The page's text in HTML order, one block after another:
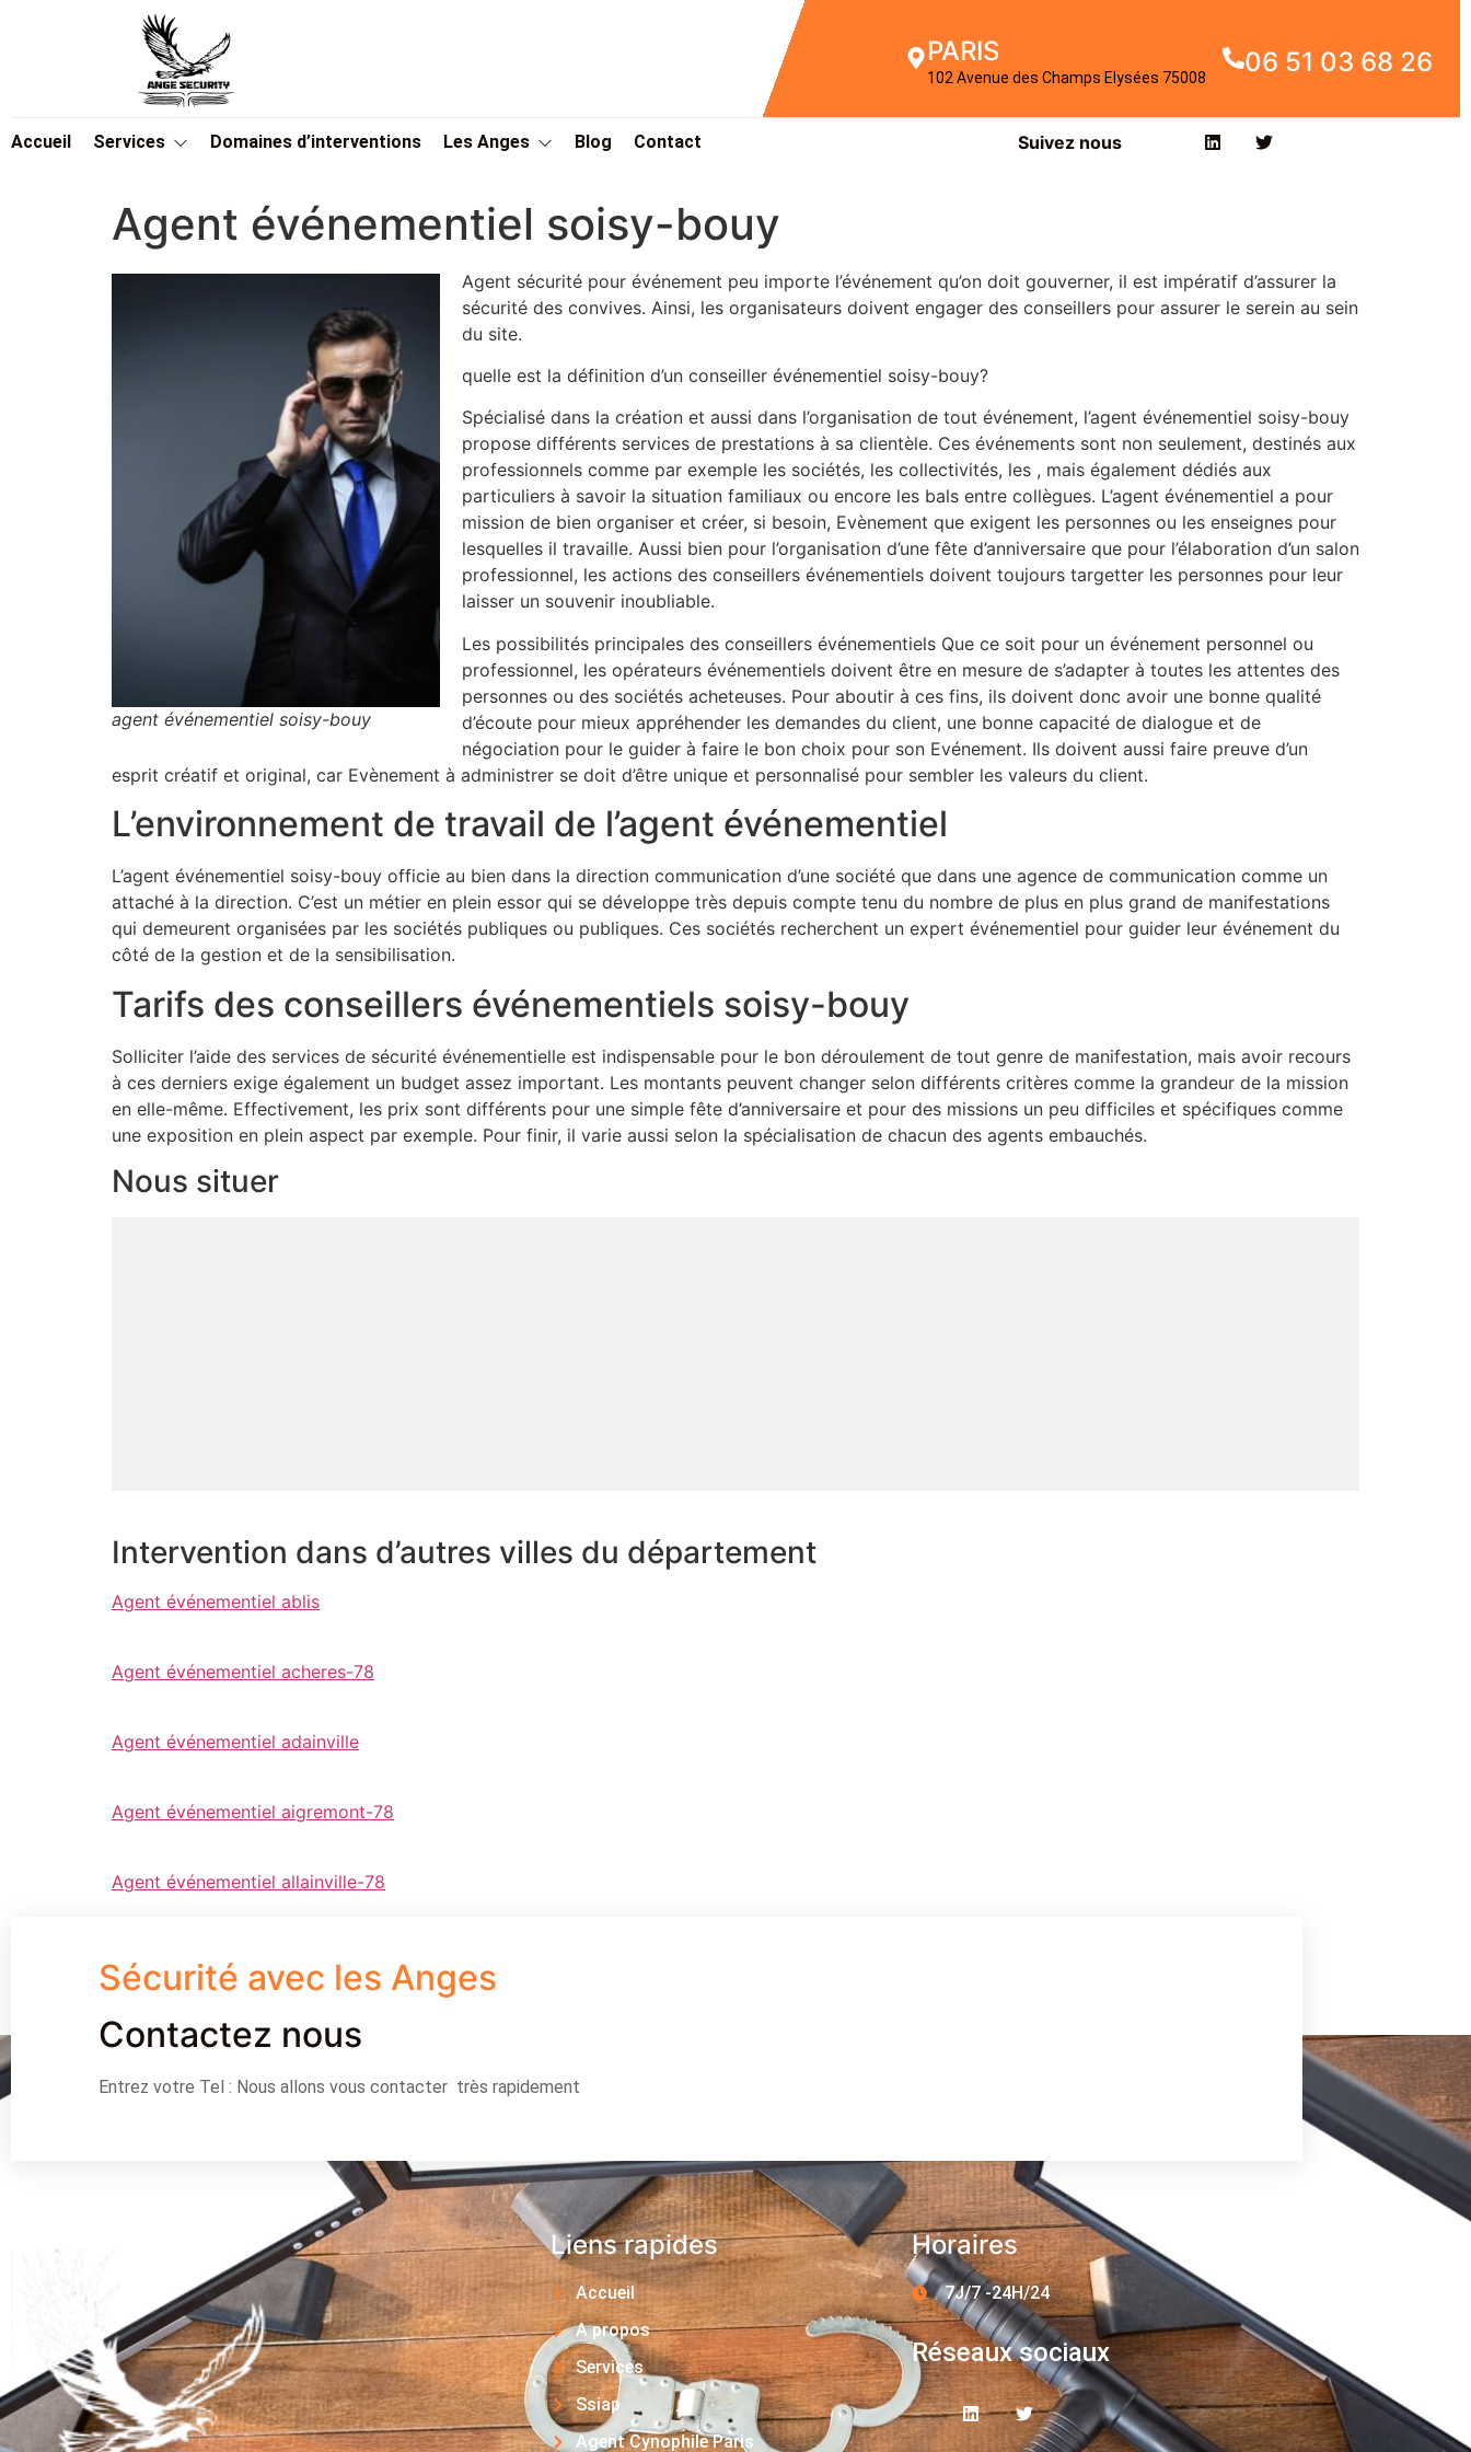
PARIS
102 Avenue des Champs Elysées 75008 06 51 03 68 26
Accueil Services Domaines d’interventions Les Anges Blog Contact Suivez nous
Agent événementiel soisy-bouy
agent événementiel soisy-bouy
Agent sécurité pour événement peu importe l’événement qu’on doit gouverner, il est impératif d’assurer la
sécurité des convives. Ainsi, les organisateurs doivent engager des conseillers pour assurer le serein au sein
du site.
quelle est la définition d’un conseiller événementiel soisy-bouy?
Spécialisé dans la création et aussi dans l’organisation de tout événement, l’agent événementiel soisy-bouy
propose différents services de prestations à sa clientèle. Ces événements sont non seulement, destinés aux
professionnels comme par exemple les sociétés, les collectivités, les , mais également dédiés aux
particuliers à savoir la situation familiaux ou encore les bals entre collègues. L’agent événementiel a pour
mission de bien organiser et créer, si besoin, Evènement que exigent les personnes ou les enseignes pour
lesquelles il travaille. Aussi bien pour l’organisation d’une fête d’anniversaire que pour l’élaboration d’un salon
professionnel, les actions des conseillers événementiels doivent toujours targetter les personnes pour leur
laisser un souvenir inoubliable.
Les possibilités principales des conseillers événementiels Que ce soit pour un événement personnel ou
professionnel, les opérateurs événementiels doivent être en mesure de s’adapter à toutes les attentes des
personnes ou des sociétés acheteuses. Pour aboutir à ces fins, ils doivent donc avoir une bonne qualité
d’écoute pour mieux appréhender les demandes du client, une bonne capacité de dialogue et de
négociation pour le guider à faire le bon choix pour son Evénement. Ils doivent aussi faire preuve d’un
esprit créatif et original, car Evènement à administrer se doit d’être unique et personnalisé pour sembler les valeurs du client.
L’environnement de travail de l’agent événementiel
L’agent événementiel soisy-bouy officie au bien dans la direction communication d’une société que dans une agence de communication comme un
attaché à la direction. C’est un métier en plein essor qui se développe très depuis compte tenu du nombre de plus en plus grand de manifestations
qui demeurent organisées par les sociétés publiques ou publiques. Ces sociétés recherchent un expert événementiel pour guider leur événement du
côté de la gestion et de la sensibilisation.
Tarifs des conseillers événementiels soisy-bouy
Solliciter l’aide des services de sécurité événementielle est indispensable pour le bon déroulement de tout genre de manifestation, mais avoir recours
à ces derniers exige également un budget assez important. Les montants peuvent changer selon différents critères comme la grandeur de la mission
en elle-même. Effectivement, les prix sont différents pour une simple fête d’anniversaire et pour des missions un peu difficiles et spécifiques comme
une exposition en plein aspect par exemple. Pour finir, il varie aussi selon la spécialisation de chacun des agents embauchés.
Nous situer
Intervention dans d’autres villes du département
Agent événementiel ablis
Agent événementiel acheres-78
Agent événementiel adainville
Agent événementiel aigremont-78
Agent événementiel allainville-78
Sécurité avec les Anges
Contactez nous
Entrez votre Tel : Nous allons vous contacter très rapidement
Liens rapides
Accueil
A propos
Services
Ssiap
Agent Cynophile Paris
Horaires
7J/7 -24H/24
Réseaux sociaux